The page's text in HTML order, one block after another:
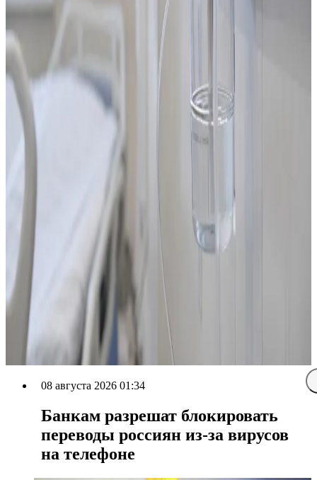
08 августа 2026 01:34
Банкам разрешат блокировать
переводы россиян из-за вирусов
на телефоне